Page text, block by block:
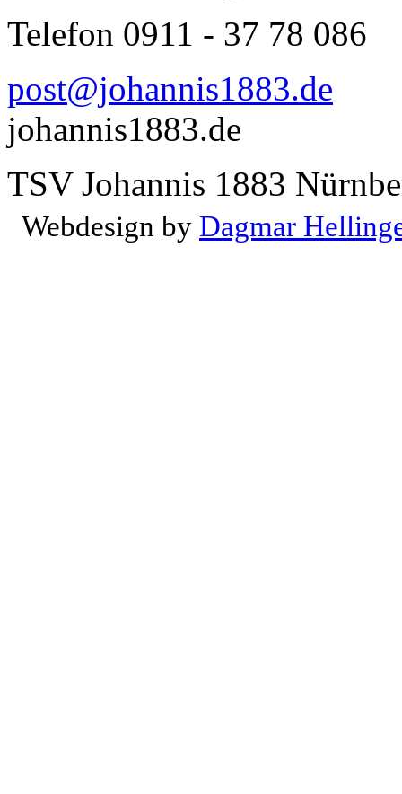
Telefon 0911 - 37 78 086
post@johannis1883.de
johannis1883.de
TSV Johannis 1883
Webdesign by Dagmar